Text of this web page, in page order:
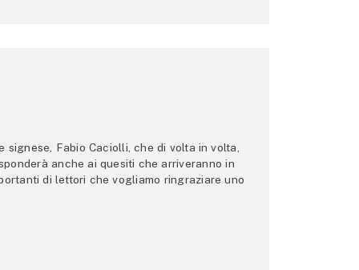
Fabio Caciolli, che di volta in volta,
anche ai quesiti che arriveranno in
di lettori che vogliamo ringraziare uno